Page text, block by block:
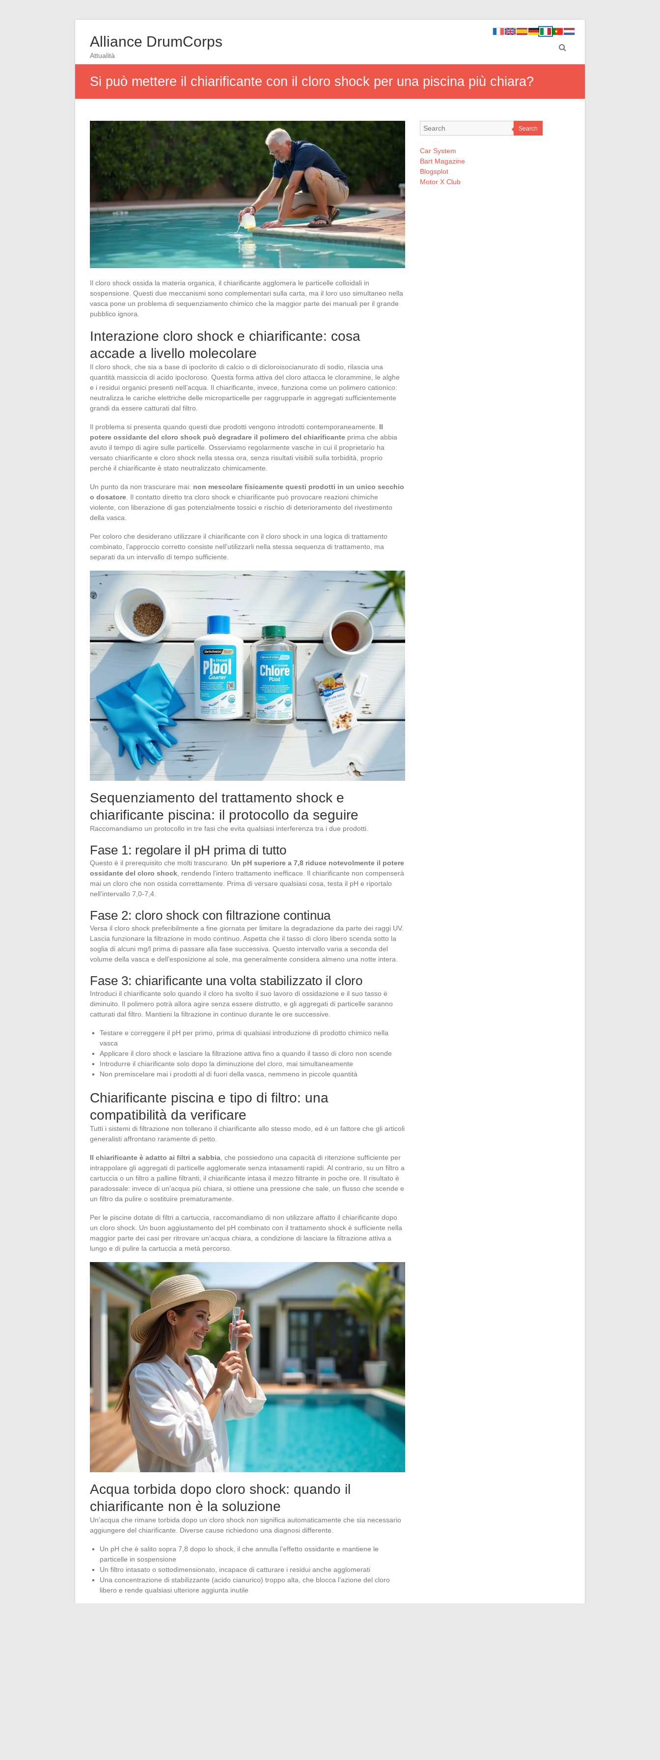
Alliance DrumCorps
Attualità
Si può mettere il chiarificante con il cloro shock per una piscina più chiara?
Il cloro shock ossida la materia organica, il chiarificante agglomera le particelle colloidali in
sospensione. Questi due meccanismi sono complementari sulla carta, ma il loro uso simultaneo nella
vasca pone un problema di sequenziamento chimico che la maggior parte dei manuali per il grande
pubblico ignora.
Interazione cloro shock e chiarificante: cosa
accade a livello molecolare
Il cloro shock, che sia a base di ipoclorito di calcio o di dicloroisocianurato di sodio, rilascia una
quantità massiccia di acido ipocloroso. Questa forma attiva del cloro attacca le clorammine, le alghe
e i residui organici presenti nell’acqua. Il chiarificante, invece, funziona come un polimero cationico:
neutralizza le cariche elettriche delle microparticelle per raggrupparle in aggregati sufficientemente
grandi da essere catturati dal filtro.
Il problema si presenta quando questi due prodotti vengono introdotti contemporaneamente. Il
potere ossidante del cloro shock può degradare il polimero del chiarificante prima che abbia
avuto il tempo di agire sulle particelle. Osserviamo regolarmente vasche in cui il proprietario ha
versato chiarificante e cloro shock nella stessa ora, senza risultati visibili sulla torbidità, proprio
perché il chiarificante è stato neutralizzato chimicamente.
Un punto da non trascurare mai: non mescolare fisicamente questi prodotti in un unico secchio
o dosatore . Il contatto diretto tra cloro shock e chiarificante può provocare reazioni chimiche
violente, con liberazione di gas potenzialmente tossici e rischio di deterioramento del rivestimento
della vasca.
Per coloro che desiderano utilizzare il chiarificante con il cloro shock in una logica di trattamento
combinato, l’approccio corretto consiste nell’utilizzarli nella stessa sequenza di trattamento, ma
separati da un intervallo di tempo sufficiente.
Sequenziamento del trattamento shock e
chiarificante piscina: il protocollo da seguire
Raccomandiamo un protocollo in tre fasi che evita qualsiasi interferenza tra i due prodotti.
Fase 1: regolare il pH prima di tutto
Questo è il prerequisito che molti trascurano. Un pH superiore a 7,8 riduce notevolmente il potere
ossidante del cloro shock , rendendo l’intero trattamento inefficace. Il chiarificante non compenserà
mai un cloro che non ossida correttamente. Prima di versare qualsiasi cosa, testa il pH e riportalo
nell’intervallo 7,0-7,4.
Fase 2: cloro shock con filtrazione continua
Versa il cloro shock preferibilmente a fine giornata per limitare la degradazione da parte dei raggi UV.
Lascia funzionare la filtrazione in modo continuo. Aspetta che il tasso di cloro libero scenda sotto la
soglia di alcuni mg/l prima di passare alla fase successiva. Questo intervallo varia a seconda del
volume della vasca e dell’esposizione al sole, ma generalmente considera almeno una notte intera.
Fase 3: chiarificante una volta stabilizzato il cloro
Introduci il chiarificante solo quando il cloro ha svolto il suo lavoro di ossidazione e il suo tasso è
diminuito. Il polimero potrà allora agire senza essere distrutto, e gli aggregati di particelle saranno
catturati dal filtro. Mantieni la filtrazione in continuo durante le ore successive.
Testare e correggere il pH per primo, prima di qualsiasi introduzione di prodotto chimico nella
vasca
Applicare il cloro shock e lasciare la filtrazione attiva fino a quando il tasso di cloro non scende
Introdurre il chiarificante solo dopo la diminuzione del cloro, mai simultaneamente
Non premiscelare mai i prodotti al di fuori della vasca, nemmeno in piccole quantità
Chiarificante piscina e tipo di filtro: una
compatibilità da verificare
Tutti i sistemi di filtrazione non tollerano il chiarificante allo stesso modo, ed è un fattore che gli articoli
generalisti affrontano raramente di petto.
Il chiarificante è adatto ai filtri a sabbia , che possiedono una capacità di ritenzione sufficiente per
intrappolare gli aggregati di particelle agglomerate senza intasamenti rapidi. Al contrario, su un filtro a
cartuccia o un filtro a palline filtranti, il chiarificante intasa il mezzo filtrante in poche ore. Il risultato è
paradossale: invece di un’acqua più chiara, si ottiene una pressione che sale, un flusso che scende e
un filtro da pulire o sostituire prematuramente.
Per le piscine dotate di filtri a cartuccia, raccomandiamo di non utilizzare affatto il chiarificante dopo
un cloro shock. Un buon aggiustamento del pH combinato con il trattamento shock è sufficiente nella
maggior parte dei casi per ritrovare un’acqua chiara, a condizione di lasciare la filtrazione attiva a
lungo e di pulire la cartuccia a metà percorso.
Acqua torbida dopo cloro shock: quando il
chiarificante non è la soluzione
Un’acqua che rimane torbida dopo un cloro shock non significa automaticamente che sia necessario
aggiungere del chiarificante. Diverse cause richiedono una diagnosi differente.
Un pH che è salito sopra 7,8 dopo lo shock, il che annulla l’effetto ossidante e mantiene le
particelle in sospensione
Un filtro intasato o sottodimensionato, incapace di catturare i residui anche agglomerati
Una concentrazione di stabilizzante (acido cianurico) troppo alta, che blocca l’azione del cloro
libero e rende qualsiasi ulteriore aggiunta inutile
Search
Car System
Bart Magazine
Blogsplot
Motor X Club